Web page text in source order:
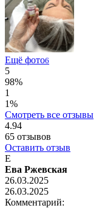
Ещё фото6
5
98%
1
1%
Смотреть все отзывы
4.94
65 отзывов
Оставить отзыв
Е
Ева Ржевская
26.03.2025
26.03.2025
Комментарий: